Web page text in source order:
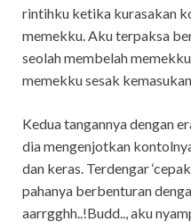
rintihku ketika kurasakan
memekku. Aku terpaksa
seolah membelah
memekku sesak
Kedua tangannya dengan
dia mengenjotkan
dan keras. Terdengar
pahanya berbenturan
aarrgghh..!Budd.., aku